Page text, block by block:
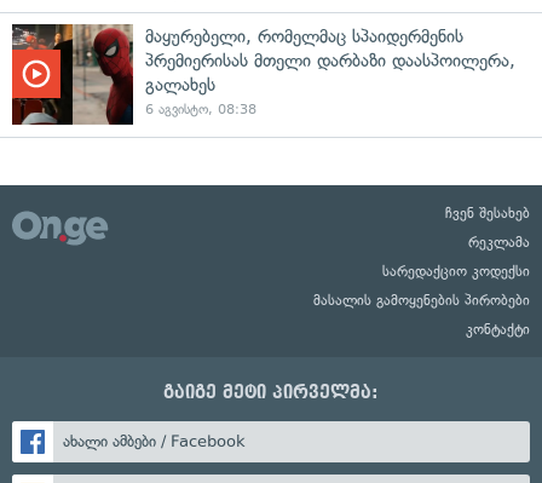
მაყურებელი, რომელმაც სპაიდერმენის
პრემიერისას მთელი დარბაზი დაასპოილერა,
გალახეს
6 აგვისტო, 08:38
ჩვენ შესახებ
რეკლამა
სარედაქციო კოდექსი
მასალის გამოყენების პირობები
კონტაქტი
გაიგე მეტი პირველმა:
ახალი ამბები / Facebook